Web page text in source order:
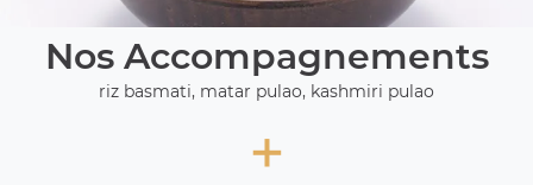
Nos Accompagnements
riz basmati, matar pulao, kashmiri pulao
+